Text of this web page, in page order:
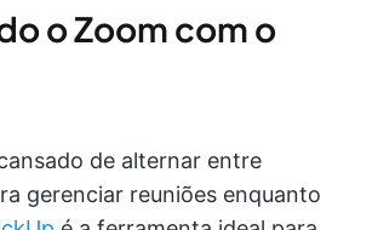
o Zoom com o
de alternar entre
gerenciar reuniões enquanto